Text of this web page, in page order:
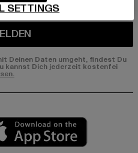
Deinen Daten umgeht, findest Du
kannst Dich jederzeit kostenfei
market
SETTINGS